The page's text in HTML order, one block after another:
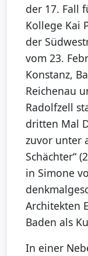
der 17. Fall
Kollege Kai
der
vom 23.
Konstanz,
Reichenau
Radolfzell
dritten Mal
zuvor unter
Schächter“
in Simone
Architekten
Baden als
In einer